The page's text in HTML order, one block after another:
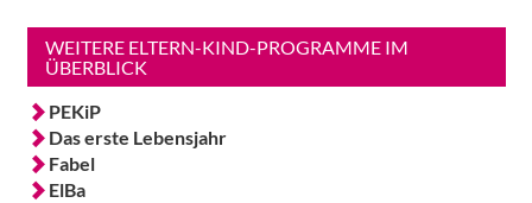
WEITERE ELTERN-KIND-PROGRAMME IM
ÜBERBLICK
PEKiP
Das erste Lebensjahr
Fabel
ElBa